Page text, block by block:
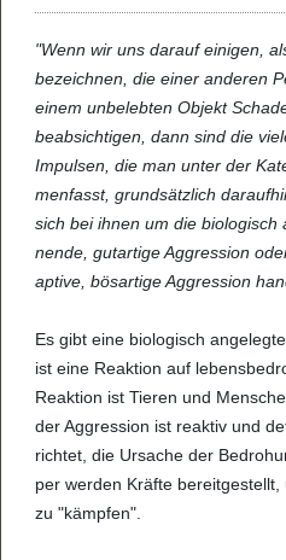
"Wenn wir uns darauf einigen,
bezeichnen, die einer anderen
einem unbelebten Objekt
beabsichtigen, dann sind die
Impulsen, die man unter der
men­fasst, grund­sätz­lich
sich bei ihnen um die
nende, gut­ar­tige Aggres­sion
ap­tive, bös­ar­tige Aggres­sion
Es gibt eine bio­lo­gisch
ist eine Reak­tion auf
Reak­tion ist Tie­ren und
der Aggres­sion ist reak­tiv und
rich­tet, die Ursa­che der
per wer­den Kräfte
zu "kämp­fen".